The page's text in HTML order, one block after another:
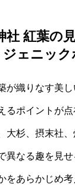
社 紅葉の
ェニック
が織りなす美
るポイントが点
大杉、摂末社
異なる趣を見
をあらかじめ